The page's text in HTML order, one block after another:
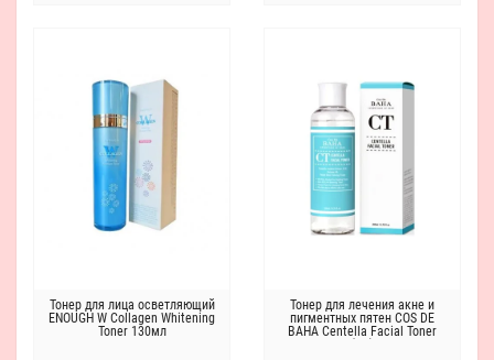
Тонер для лица осветляющий
ENOUGH W Collagen Whitening
Toner 130мл
Тонер для лечения акне и
пигментных пятен COS DE
BAHA Centella Facial Toner
(CT)